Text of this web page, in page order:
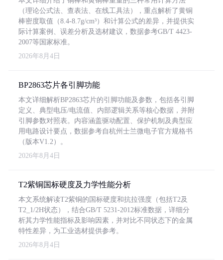
（理论公式法、查表法、在线工具法），重点解析了黄铜
棒密度取值（8.4-8.7g/cm³）和计算公式的差异，并提供实
际计算案例、误差分析及选材建议，数据参考GB/T 4423-
2007等国家标准。
2026年8月4日
BP2863芯片各引脚功能
本文详细解析BP2863芯片的引脚功能及参数，包括各引脚
定义、典型电压/电流值、内部逻辑关系等核心数据，并附
引脚参数对照表。内容涵盖驱动配置、保护机制及典型应
用电路设计要点，数据参考自杭州士兰微电子官方规格书
（版本V1.2）。
2026年8月4日
T2紫铜国标硬度及力学性能分析
本文系统解读T2紫铜的国标硬度和抗拉强度（包括T2及
T2_1/2H状态），结合GB/T 5231-2012标准数据，详细分
析其力学性能指标及影响因素，并对比不同状态下的金属
特性差异，为工业选材提供参考。
2026年8月4日